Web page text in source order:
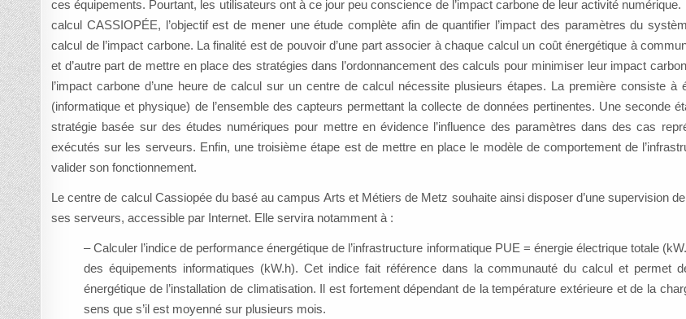
ces équipements. Pourtant, les utilisateurs ont à ce jour peu conscience de l’impact carbone de leur activité
calcul CASSIOPÉE, l’objectif est de mener une étude complète afin de quantifier l’impact des paramètres du
calcul de l’impact carbone. La finalité est de pouvoir d’une part associer à chaque calcul un coût énergétique à
et d’autre part de mettre en place des stratégies dans l’ordonnancement des calculs pour minimiser leur impact
l’impact carbone d’une heure de calcul sur un centre de calcul nécessite plusieurs étapes. La première consiste à
(informatique et physique) de l’ensemble des capteurs permettant la collecte de données pertinentes. Une seconde
stratégie basée sur des études numériques pour mettre en évidence l’influence des paramètres dans des cas
exécutés sur les serveurs. Enfin, une troisième étape est de mettre en place le modèle de comportement de
valider son fonctionnement.
Le centre de calcul Cassiopée du basé au campus Arts et Métiers de Metz souhaite ainsi disposer d’une supervision
ses serveurs, accessible par Internet. Elle servira notamment à :
– Calculer l’indice de performance énergétique de l’infrastructure informatique PUE = énergie électrique totale
des équipements informatiques (kW.h). Cet indice fait référence dans la communauté du calcul et permet
énergétique de l’installation de climatisation. Il est fortement dépendant de la température extérieure et de la
sens que s’il est moyenné sur plusieurs mois.